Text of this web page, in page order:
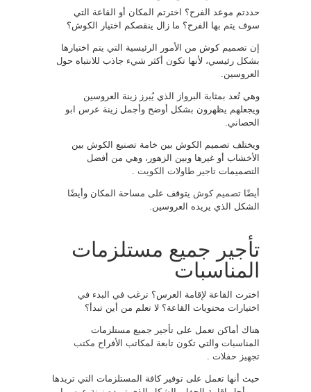
حددتم موعد الفرح؟ اخترتم المكان أو القاعة التي
سوف يتم بها الفرح؟ ما زال ينقصكم اختيار الكوش؟
إن تصميم كوش من الأمور الرئيسية التي يتم اختيارها
بشكل رئيسي، لأنها تكون أكثر شيء جاذب للانتباه حول
العروسين.
وهي تُعد بمثابة البرواز الذي يُبرز زينة العروسين
ويجعلهم يظهرون بشكل أوضح وأجمل زينة عرس ابو
الحصاني.
ويختلف تصميم الكوش بين خامة تصنيع الكوش بين
الأخشاب أو غيرها وبين الزهور، وهي من أفضل
التصميمات تاجير طاولات الكويت
أيضًا تصميم كوش يتوقف على مساحة المكان وأيضًا
الشكل الذي يريده العروسين.
تأجير جميع مستلزمات
المناسبات
اخترت القاعة لإقامة العرس؟ ترغب في البدء في
اختيارات محتويات القاعة؟ لا تعلم من أين تبدأ؟
هناك أماكن تعمل على تأجير جميع مستلزمات
المناسبات والتي تكون تابعة لمكاتب الأفراح مكتب
تجهيز حفلات
حيث أنها تعمل على توفير كافة المستلزمات التي تريدها